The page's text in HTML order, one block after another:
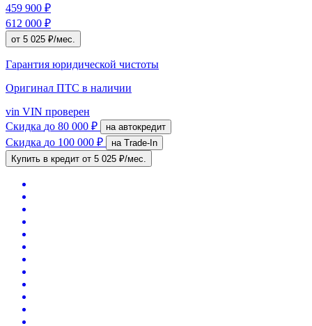
459 900 ₽
612 000 ₽
от 5 025 ₽/мес.
Гарантия юридической чистоты
Оригинал ПТС в наличии
vin VIN проверен
Скидка до 80 000 ₽ на автокредит
Скидка до 100 000 ₽
на Trade-In
Купить в кредит от 5 025 ₽/мес.